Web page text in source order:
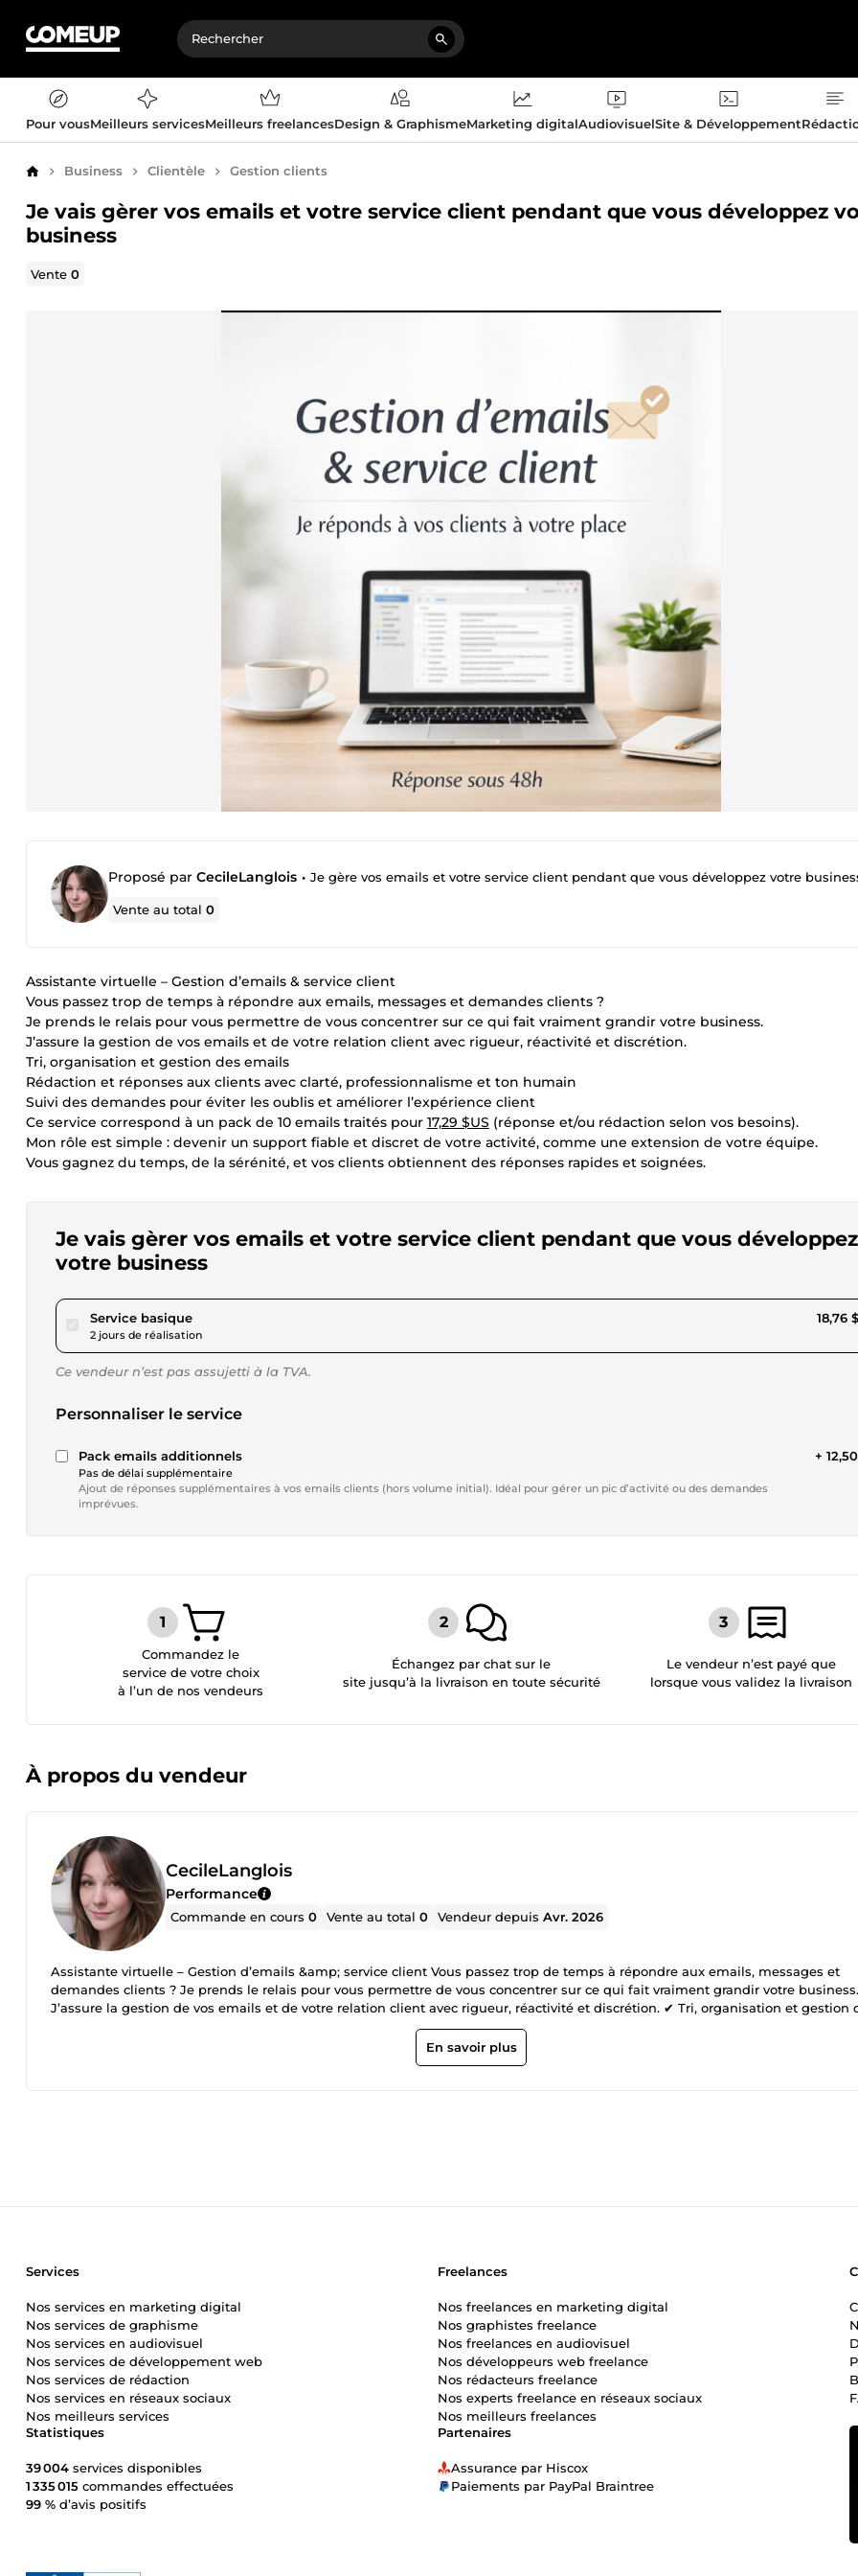
Pour vousMeilleurs servicesMeilleurs freelancesDesign & GraphismeMarketing digitalAudiovisuelSite & Développement
AccueilBusiness Clientèle Gestion clients
Je vais gèrer vos emails et votre service client pendant que vous développez
business
Vente0
Proposé par CecileLanglois • Je gère vos emails et votre service client pendant que vous développez votre
Vente au total0
Assistante virtuelle – Gestion d’emails & service client
Vous passez trop de temps à répondre aux emails, messages et demandes clients ?
Je prends le relais pour vous permettre de vous concentrer sur ce qui fait vraiment grandir votre business.
J’assure la gestion de vos emails et de votre relation client avec rigueur, réactivité et discrétion.
Tri, organisation et gestion des emails
Rédaction et réponses aux clients avec clarté, professionnalisme et ton humain
Suivi des demandes pour éviter les oublis et améliorer l’expérience client
Ce service correspond à un pack de 10 emails traités pour 17,29 $US (réponse et/ou rédaction selon vos besoins).
Mon rôle est simple : devenir un support fiable et discret de votre activité, comme une extension de votre équipe.
Vous gagnez du temps, de la sérénité, et vos clients obtiennent des réponses rapides et soignées.
Je vais gèrer vos emails et votre service client pendant que vous développez
votre business
Service basiquepour 17,29 $US
2 jours de réalisation
18,76
Ce vendeur n’est pas assujetti à la TVA.
Personnaliser le service
Pack emails additionnels
Pas de délai supplémentaire
Ajout de réponses supplémentaires à vos emails clients (hors volume initial). Idéal pour gérer un pic d’activité ou des demandes
imprévues.
+
Commandez le
service de votre choix
à l’un de nos vendeurs
Échangez par chat sur le
site jusqu’à la livraison en toute sécurité
Le vendeur n’est payé que
lorsque vous validez la livraison
À propos du vendeur
CecileLanglois
Performance
Commande en cours0 Vente au total0 Vendeur depuisAvr. 2026
Assistante virtuelle – Gestion d’emails &amp; service client Vous passez trop de temps à répondre aux emails, messages et
demandes clients ? Je prends le relais pour vous permettre de vous concentrer sur ce qui fait vraiment grandir votre business.
J’assure la gestion de vos emails et de votre relation client avec rigueur, réactivité et discrétion. ✔ Tri, organisation et gestion
emails ✔ Rédaction et réponses aux clients avec clarté, professionnalisme et ton humain ✔ Suivi des demandes pour éviter
oublis et améliorer l’expérience client 📦 Ce service correspond à un pack de 10 emails traités pour 15€ (réponse et/ou
selon vos besoins). Mon rôle est simple : devenir un support fiable et discret de votre activité, comme une extension de votre
En savoir plus
Partenaires
Assurance par Hiscox
Paiements par PayPal Braintree
Statistiques
39 004 services disponibles
1 335 015 commandes effectuées
99 % d’avis positifs
Services
Nos services en marketing digital
Nos services de graphisme
Nos services en audiovisuel
Nos services de développement web
Nos services de rédaction
Nos services en réseaux sociaux
Nos meilleurs services
Freelances
Nos freelances en marketing digital
Nos graphistes freelance
Nos freelances en audiovisuel
Nos développeurs web freelance
Nos rédacteurs freelance
Nos experts freelance en réseaux sociaux
Nos meilleurs freelances